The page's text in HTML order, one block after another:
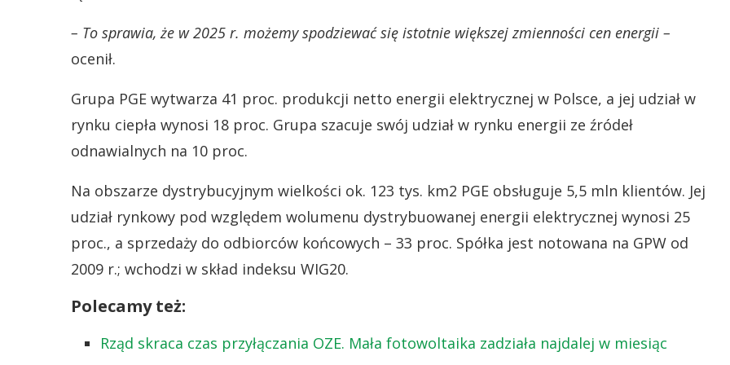
– To sprawia, że w 2025 r. możemy spodziewać się istotnie większej zmienności cen energii –
ocenił.
Grupa PGE wytwarza 41 proc. produkcji netto energii elektrycznej w Polsce, a jej udział w
rynku ciepła wynosi 18 proc. Grupa szacuje swój udział w rynku energii ze źródeł
odnawialnych na 10 proc.
Na obszarze dystrybucyjnym wielkości ok. 123 tys. km2 PGE obsługuje 5,5 mln klientów. Jej
udział rynkowy pod względem wolumenu dystrybuowanej energii elektrycznej wynosi 25
proc., a sprzedaży do odbiorców końcowych – 33 proc. Spółka jest notowana na GPW od
2009 r.; wchodzi w skład indeksu WIG20.
Polecamy też:
Rząd skraca czas przyłączania OZE. Mała fotowoltaika zadziała najdalej w miesiąc